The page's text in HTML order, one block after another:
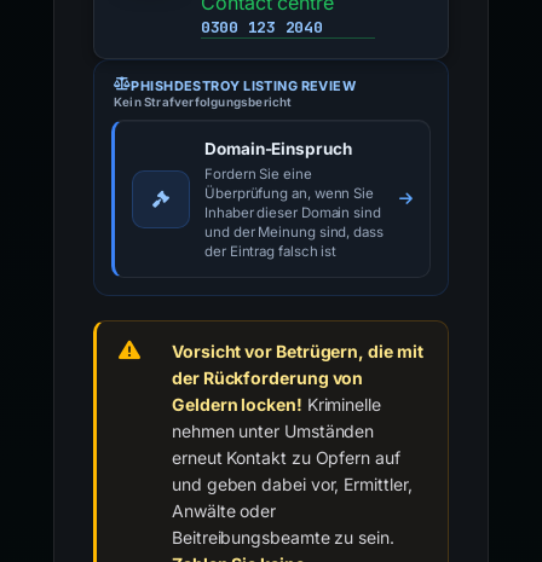
0300 123 2040
PHISHDESTROY LISTING REVIEW
Kein Strafverfolgungsbericht
Domain-Einspruch
Fordern Sie eine
Überprüfung an, wenn Sie
Inhaber dieser Domain sind
und der Meinung sind, dass
der Eintrag falsch ist
Vorsicht vor Betrügern, die mit
der Rückforderung von
Geldern locken! Kriminelle
nehmen unter Umständen
erneut Kontakt zu Opfern auf
und geben dabei vor, Ermittler,
Anwälte oder
Beitreibungsbeamte zu sein.